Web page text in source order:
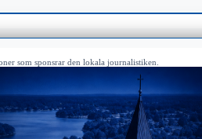
som sponsrar den lokala journalistiken.